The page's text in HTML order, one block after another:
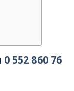
0 552 860 76